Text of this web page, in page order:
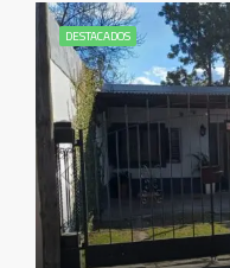
DESTACADOS